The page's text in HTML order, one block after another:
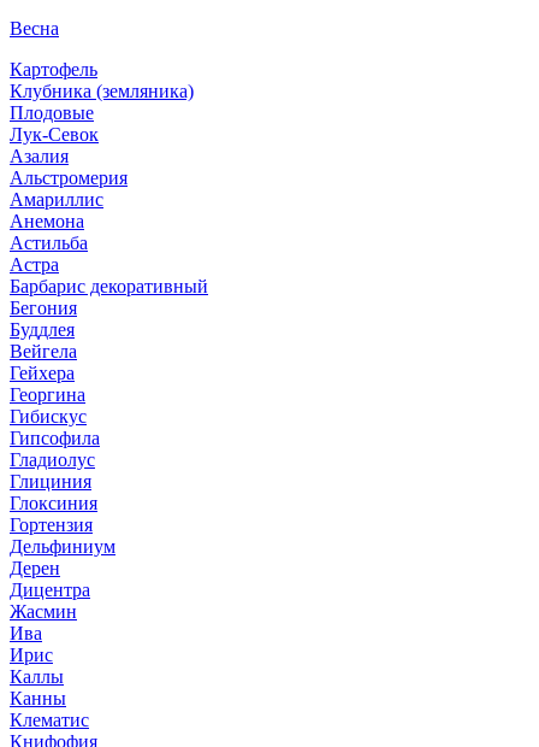
Весна
Картофель
Клубника (земляника)
Плодовые
Лук-Севок
Азалия
Альстромерия
Амариллис
Анемона
Астильба
Астра
Барбарис декоративный
Бегония
Буддлея
Вейгела
Гейхера
Георгина
Гибискус
Гипсофила
Гладиолус
Глициния
Глоксиния
Гортензия
Дельфиниум
Дерен
Дицентра
Жасмин
Ива
Ирис
Каллы
Канны
Клематис
Книфофия